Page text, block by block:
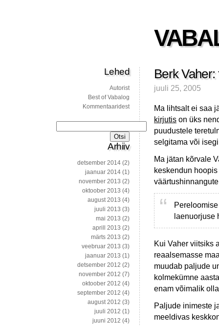
Berk
juuli 25, 2005
Ma lihtsalt ei saa
kirjutis on üks
puudustele
selgitama või
Ma jätan kõrvale
keskendun
laenuorjuse
Kui Vaher viitsiks
reaalsemasse
muudab paljude
kolmekümne
enam võimalik
Paljude inimeste
meeldivas
Lehed
Autorist
Best of Vabalog
Kommentaaridest
Arhiiv
detsember 2014 (2)
jaanuar 2014 (1)
november 2013 (2)
oktoober 2013 (4)
august 2013 (4)
juuli 2013 (3)
mai 2013 (2)
aprill 2013 (2)
märts 2013 (2)
veebruar 2013 (3)
jaanuar 2013 (1)
detsember 2012 (2)
november 2012 (7)
oktoober 2012 (4)
september 2012 (4)
august 2012 (3)
juuli 2012 (1)
juuni 2012 (4)